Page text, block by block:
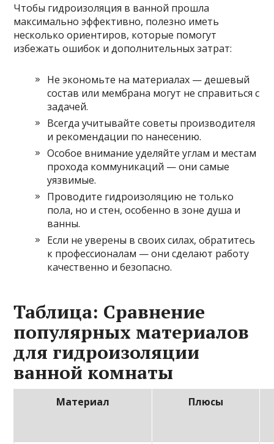
Чтобы гидроизоляция в ванной прошла
максимально эффективно, полезно иметь
несколько ориентиров, которые помогут
избежать ошибок и дополнительных затрат:
Не экономьте на материалах — дешевый
состав или мембрана могут не справиться с
задачей.
Всегда учитывайте советы производителя
и рекомендации по нанесению.
Особое внимание уделяйте углам и местам
прохода коммуникаций — они самые
уязвимые.
Проводите гидроизоляцию не только
пола, но и стен, особенно в зоне душа и
ванны.
Если не уверены в своих силах, обратитесь
к профессионалам — они сделают работу
качественно и безопасно.
Таблица: Сравнение
популярных материалов
для гидроизоляции
ванной комнаты
Материал Плюсы